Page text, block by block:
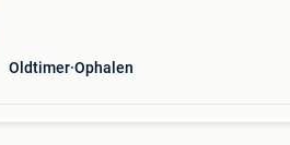
Oldtimer Ophalen